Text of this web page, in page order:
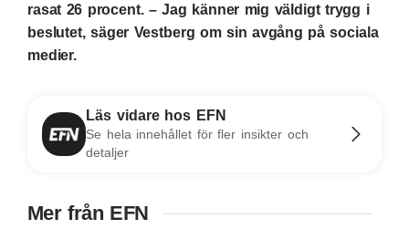
rasat 26 procent. – Jag känner mig väldigt trygg i
beslutet, säger Vestberg om sin avgång på sociala
medier.
Läs vidare hos EFN
Se hela innehållet för fler insikter och
detaljer
Mer från EFN